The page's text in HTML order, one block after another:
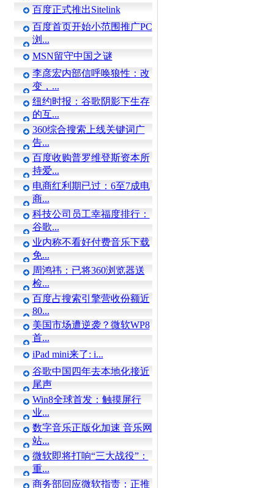
百度正式推出Sitelink
百度首页开始小范围推广PC
浏...
MSN留守中国之谜
李彦宏内部信呼唤狼性：改
变，...
纽约时报：谷歌阴影下生存
的互...
360综合搜索上线关键词广
告...
百度收购普罗维登斯资本所
持爱...
电商红利期已过：6至7成电
商...
科技公司员工幸福度排行：
谷歌...
业内称不看好付费音乐下载
免...
周鸿祎：已将360浏览器送
检...
百度占搜索引擎营收份额近
80...
美国市场遭逆袭？微软WP8
首...
iPad mini来了: i...
谷歌中国四年去本地化接近
尾声
Win8全球首发：触摸屏行
业...
数字音乐正版化加速 音乐网
站...
微软即将打响“三大战役”：
重...
商务部回应微软指责：正推